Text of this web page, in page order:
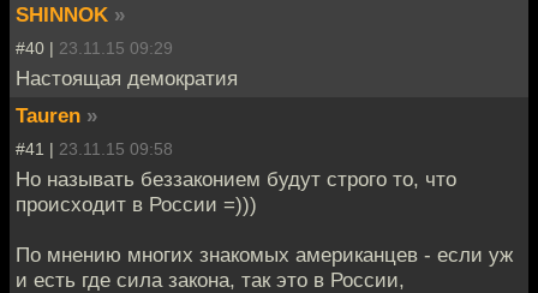
SHINNOK »
#40 | 23.11.15 09:29
Настоящая демократия
Tauren »
#41 | 23.11.15 09:58
Но называть беззаконием будут строго то, что
происходит в России =)))
По мнению многих знакомых американцев - если уж
и есть где сила закона, так это в России,